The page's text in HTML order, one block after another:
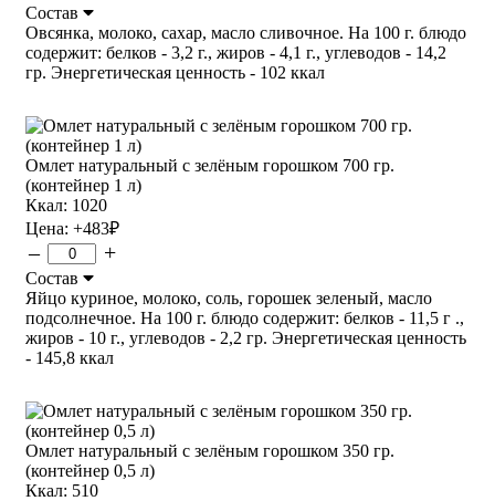
Состав
Овсянка, молоко, сахар, масло сливочное. На 100 г. блюдо
содержит: белков - 3,2 г., жиров - 4,1 г., углеводов - 14,2
гр. Энергетическая ценность - 102 ккал
Омлет натуральный с зелёным горошком 700 гр.
(контейнер 1 л)
Ккал: 1020
Цена: +483₽
– +
Состав
Яйцо куриное, молоко, соль, горошек зеленый, масло
подсолнечное. На 100 г. блюдо содержит: белков - 11,5 г .,
жиров - 10 г., углеводов - 2,2 гр. Энергетическая ценность
- 145,8 ккал
Омлет натуральный с зелёным горошком 350 гр.
(контейнер 0,5 л)
Ккал: 510